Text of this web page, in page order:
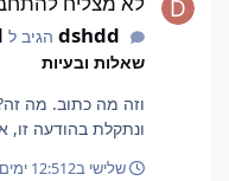
dshddהגיב ל
שאלות ובעיות
וזה מה כתוב. מה
ונתקלת בהודעה זו,
שלישי ב12:512 ימים